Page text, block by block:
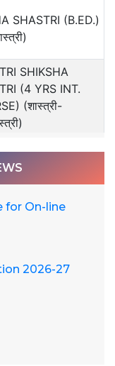
for On-line
2026-27